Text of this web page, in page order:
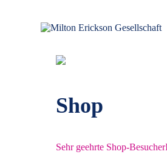
Shop
Sehr geehrte Shop-